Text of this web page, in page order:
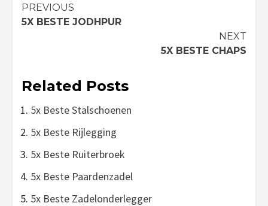
Continue
PREVIOUS
5X BESTE JODHPUR
NEXT
5X BESTE CHAPS
Related Posts
5x Beste Stalschoenen
5x Beste Rijlegging
5x Beste Ruiterbroek
5x Beste Paardenzadel
5x Beste Zadelonderlegger